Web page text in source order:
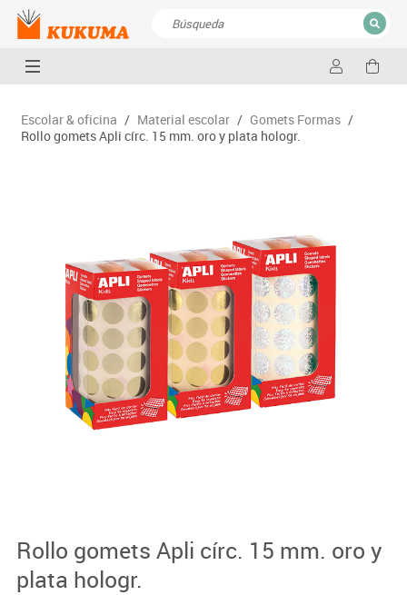
CERRAR
Escolar & oficina / Material escolar / Gomets Formas /
Rollo gomets Apli círc. 15 mm. oro y plata hologr.
Rollo gomets Apli círc. 15 mm. oro y
plata hologr.